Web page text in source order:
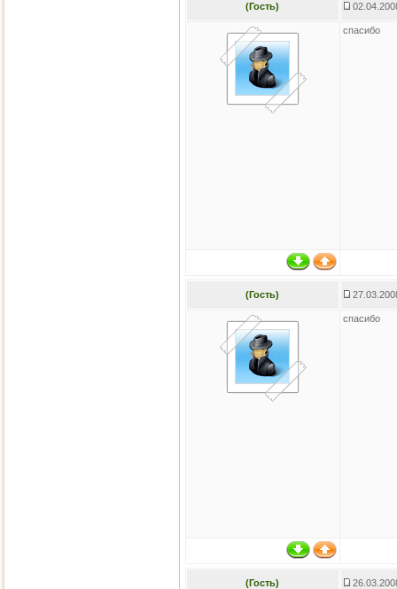
(Гость)
спасибо
(Гость)
спасибо
(Гость)